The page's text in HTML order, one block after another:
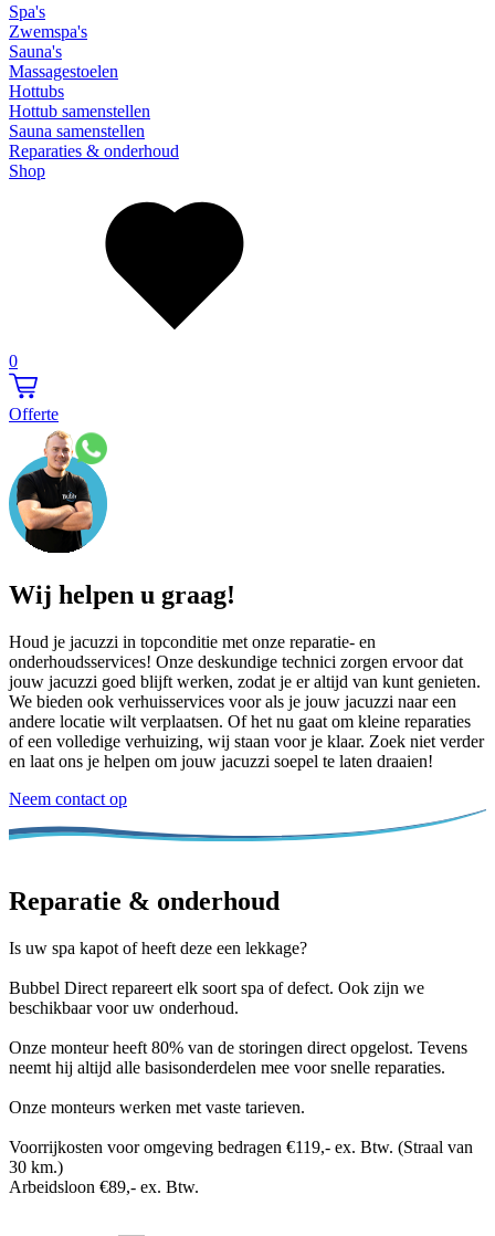
Spa's
Zwemspa's
Sauna's
Massagestoelen
Hottubs
Hottub samenstellen
Sauna samenstellen
Reparaties & onderhoud
Shop
0
Offerte
Wij helpen u graag!
Houd je jacuzzi in topconditie met onze reparatie- en
onderhoudsservices! Onze deskundige technici zorgen ervoor dat
jouw jacuzzi goed blijft werken, zodat je er altijd van kunt genieten.
We bieden ook verhuisservices voor als je jouw jacuzzi naar een
andere locatie wilt verplaatsen. Of het nu gaat om kleine reparaties
of een volledige verhuizing, wij staan voor je klaar. Zoek niet verder
en laat ons je helpen om jouw jacuzzi soepel te laten draaien!
Neem contact op
Reparatie & onderhoud
Is uw spa kapot of heeft deze een lekkage?
Bubbel Direct repareert elk soort spa of defect. Ook zijn we
beschikbaar voor uw onderhoud.
Onze monteur heeft 80% van de storingen direct opgelost. Tevens
neemt hij altijd alle basisonderdelen mee voor snelle reparaties.
Onze monteurs werken met vaste tarieven.
Voorrijkosten voor omgeving bedragen €119,- ex. Btw. (Straal van
30 km.)
Arbeidsloon €89,- ex. Btw.